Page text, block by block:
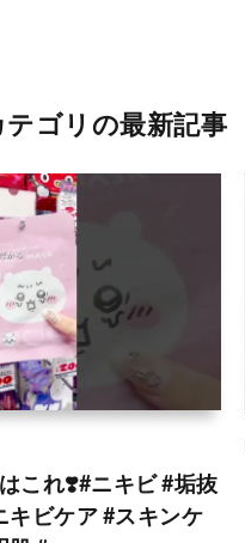
テゴリの最新記事
これ❣️#ニキビ #垢抜
キビケア #スキンケ